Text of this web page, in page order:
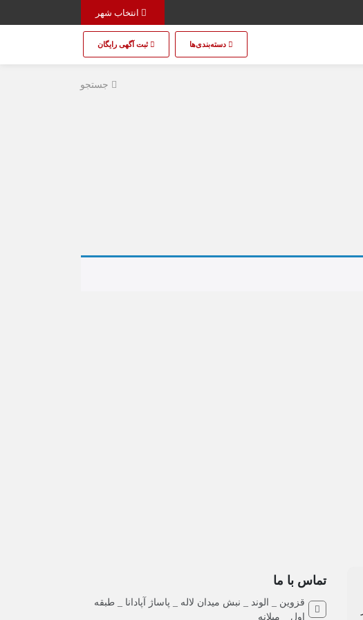
دسته‌بندی‌ها ثبت آگهی رایگان
جستجو
تماس با ما
قزوین _ الوند _ نبش میدان لاله _ پاساژ آپادانا _ طبقه
اول _ میلانه